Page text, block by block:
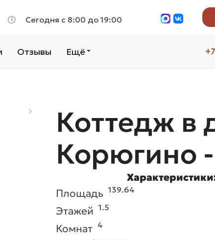
Сегодня с 8:00 до 19:00
Отзывы Ещё
Коттедж в
Корюгино -
Площадь 139.64
Этажей 1.5
Комнат 4